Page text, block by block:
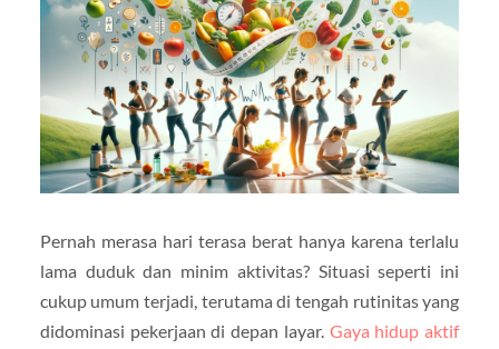
Pernah merasa hari terasa berat hanya karena terlalu
lama duduk dan minim aktivitas? Situasi seperti ini
cukup umum terjadi, terutama di tengah rutinitas yang
didominasi pekerjaan di depan layar. Gaya hidup aktif